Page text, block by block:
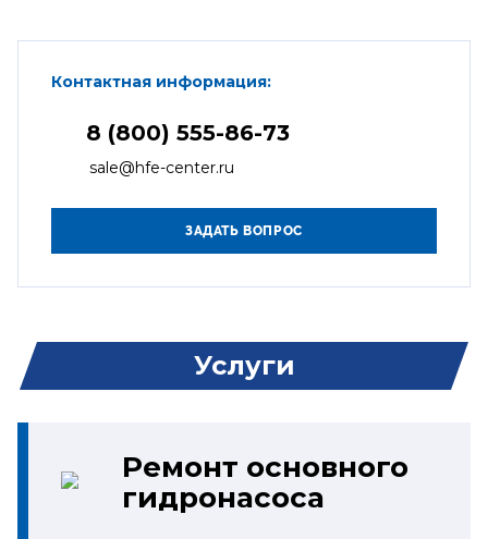
Контактная информация:
8 (800) 555-86-73
sale@hfe-center.ru
Услуги
Ремонт основного
гидронасоса